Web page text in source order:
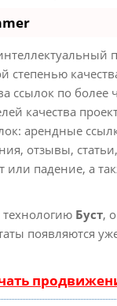
степенью
ссылок по более
качества
арендные
отзывы,
или падение, а
технологию Буст,
появляются